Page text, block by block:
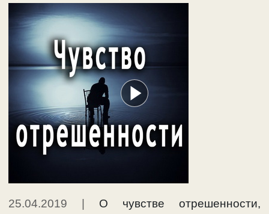
25.04.2019 | О чувстве отрешенности,